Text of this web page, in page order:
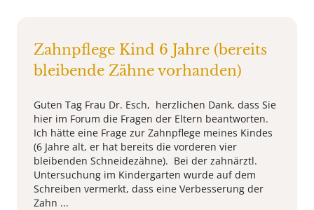
Zahnpflege Kind 6 Jahre (bereits
bleibende Zähne vorhanden)
Guten Tag Frau Dr. Esch, herzlichen Dank, dass Sie
hier im Forum die Fragen der Eltern beantworten.
Ich hätte eine Frage zur Zahnpflege meines Kindes
(6 Jahre alt, er hat bereits die vorderen vier
bleibenden Schneidezähne). Bei der zahnärztl.
Untersuchung im Kindergarten wurde auf dem
Schreiben vermerkt, dass eine Verbesserung der
Zahn ...